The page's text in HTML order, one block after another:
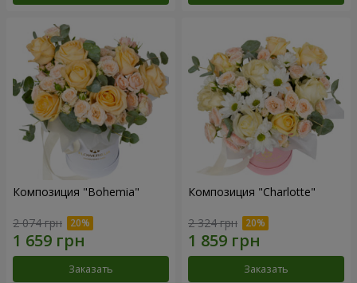
Композиция "Bohemia"
2 074 грн
Заказать
Композиция "Charlotte"
2 324 грн
Заказать